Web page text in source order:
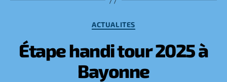
Catégories
ACTUALITES
Étape handi tour 2025 à
Bayonne